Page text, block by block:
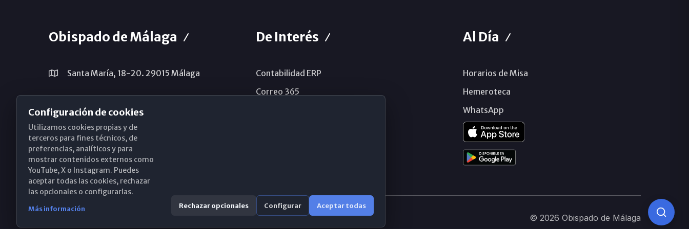
Obispado de Málaga
Santa María, 18-20. 29015 Málaga
obispado@diocesismalaga.es
De Interés
Contabilidad ERP
Correo 365
Al Día
Horarios de Misa
Hemeroteca
WhatsApp
© 2026 Obispado de Málaga
Configuración de cookies
Utilizamos cookies propias y de
terceros para fines técnicos, de
preferencias, analíticos y para
mostrar contenidos externos como
YouTube, X o Instagram. Puedes
aceptar todas las cookies, rechazar
las opcionales o configurarlas.
Más información Rechazar opcionales Configurar Aceptar todas